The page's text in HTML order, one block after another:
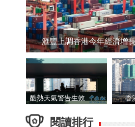
滙豐上調香港今年經濟增
酷熱天氣警告生效 本港高溫持續至下周 香
閱讀排行